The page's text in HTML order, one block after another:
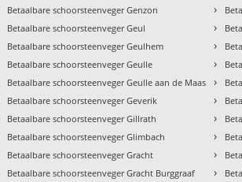
Betaalbare schoorsteenveger Genzon
Betaalbare schoorsteenveger Geul
Betaalbare schoorsteenveger Geulhem
Betaalbare schoorsteenveger Geulle
Betaalbare schoorsteenveger Geulle aan de Maas
Betaalbare schoorsteenveger Geverik
Betaalbare schoorsteenveger Gillrath
Betaalbare schoorsteenveger Glimbach
Betaalbare schoorsteenveger Gracht
Betaalbare schoorsteenveger Gracht Burggraaf
›
›
›
›
›
›
›
›
›
›